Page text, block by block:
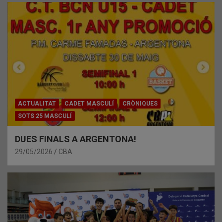
ACTUALITAT CADET MASCULÍ
CRÒNIQUES
SOTS 25 MASCULÍ
DUES FINALS A ARGENTONA!
29/05/2026 CBA